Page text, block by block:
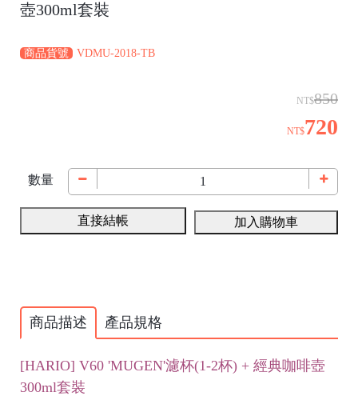
壺300ml套裝
商品貨號 VDMU-2018-TB
NT$850
NT$720
數量
直接結帳 加入購物車
商品描述 產品規格
[HARIO] V60 'MUGEN'濾杯(1-2杯) + 經典咖啡壺
300ml套裝